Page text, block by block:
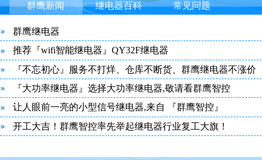
群鹰新闻 继电器百科 常见问题
群鹰继电器
推荐『wifi智能继电器』QY32F继电器
『不忘初心』服务不打烊、仓库不断货、群鹰继电器不涨价
『大功率继电器』选择大功率继电器,敬请看群鹰智控
让人眼前一亮的小型信号继电器,来自 『群鹰智控』
开工大吉！群鹰智控率先举起继电器行业复工大旗！